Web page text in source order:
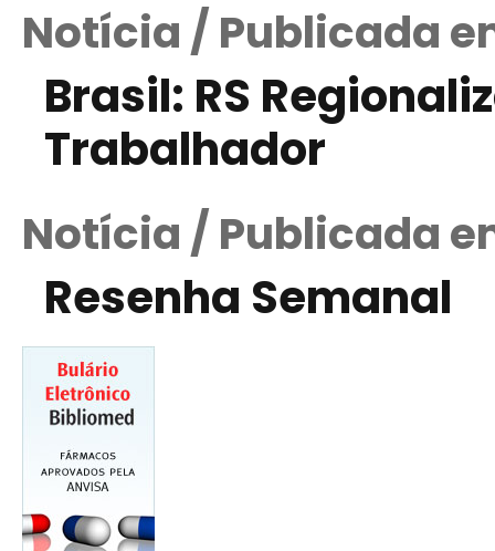
Notícia / Publicada
Brasil: RS
Trabalhador
Notícia / Publicada
Resenha Semanal